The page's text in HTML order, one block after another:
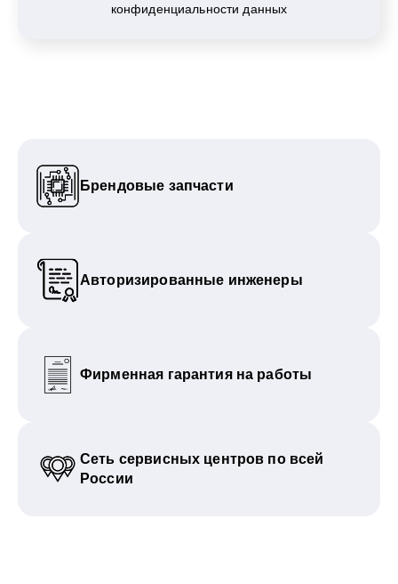
конфиденциальности данных
Брендовые запчасти
Авторизированные инженеры
Фирменная гарантия на работы
Сеть сервисных центров по всей
России